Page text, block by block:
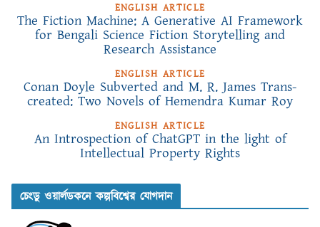
ENGLISH ARTICLE
The Fiction Machine: A Generative AI Framework
for Bengali Science Fiction Storytelling and
Research Assistance
ENGLISH ARTICLE
Conan Doyle Subverted and M. R. James Trans-
created: Two Novels of Hemendra Kumar Roy
ENGLISH ARTICLE
An Introspection of ChatGPT in the light of
Intellectual Property Rights
চেংডু ওয়ার্লডকনে কল্পবিশ্বের যোগদান